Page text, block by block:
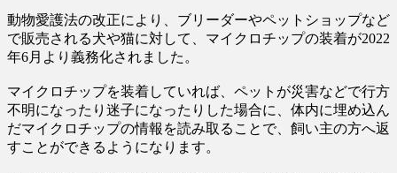
動物愛護法の改正により、ブリーダーやペットショップなど
で販売される犬や猫に対して、マイクロチップの装着が2022
年6月より義務化されました。
マイクロチップを装着していれば、ペットが災害などで行方
不明になったり迷子になったりした場合に、体内に埋め込ん
だマイクロチップの情報を読み取ることで、飼い主の方へ返
すことができるようになります。